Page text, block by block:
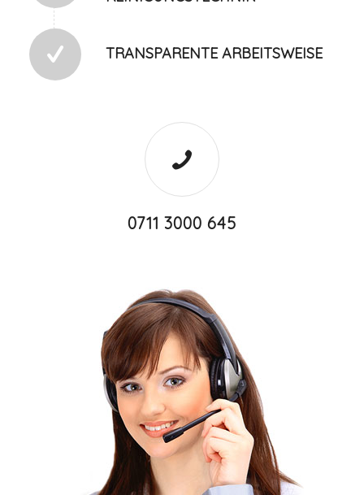
TRANSPARENTE ARBEITSWEISE
0711 3000 645